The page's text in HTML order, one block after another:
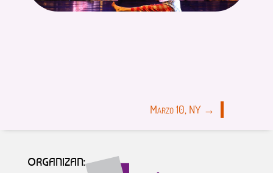
Marzo 10, NY →
ORGANIZAN: